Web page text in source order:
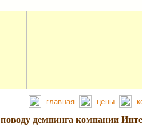
главная цены
демпинга компании